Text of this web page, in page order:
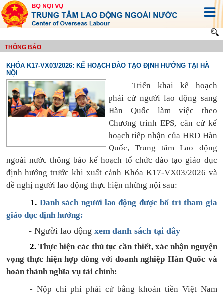
THÔNG BÁO
KHÓA K17-VX03/2026: KẾ HOẠCH ĐÀO TẠO ĐỊNH HƯỚNG TẠI HÀ
NỘI
Triển khai kế hoạch
phái cử người lao động sang
Hàn Quốc làm việc theo
Chương trình EPS, căn cứ kế
hoạch tiếp nhận của HRD Hàn
Quốc, Trung tâm Lao động
ngoài nước thông báo kế hoạch tổ chức đào tạo giáo dục
định hướng trước khi xuất cảnh Khóa K17-VX03/2026 và
đề nghị người lao động thực hiện những nội sau:
1. Danh sách người lao động được bố trí tham gia
giáo dục định hướng:
- Người lao động xem danh sách tại đây
2.Thực hiện các thủ tục cần thiết, xác nhận nguyện
vọng thực hiện hợp đồng với doanh nghiệp Hàn Quốc và
hoàn thành nghĩa vụ tài chính:
- Nộp chi phí phái cửbằng khoản tiền Việt Nam